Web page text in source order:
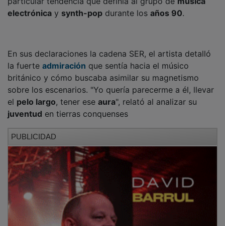
electrónicaysynth-pop durante losaños 90.
la fuerteadmiración que sentía hacia el músico
británico y cómo buscaba asimilar su magnetismo
sobre los escenarios. "Yo quería parecerme a él, llevar
elpelo largo, tener ese aura", relató al analizar su
juventuden tierras conquenses